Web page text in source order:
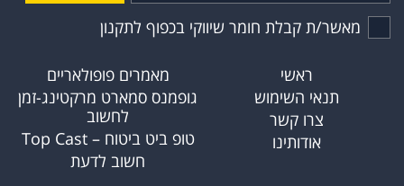
מאשר/ת קבלת חומר שיווקי בכפוף לתקנון
ראשי
תנאי השימוש
צרו קשר
אודותינו
מאמרים פופולאריים
גופמנס סמארט מרקטינג-זמן
לחשוב
טופ ביט ביטוח – Top Cast
חשוב לדעת